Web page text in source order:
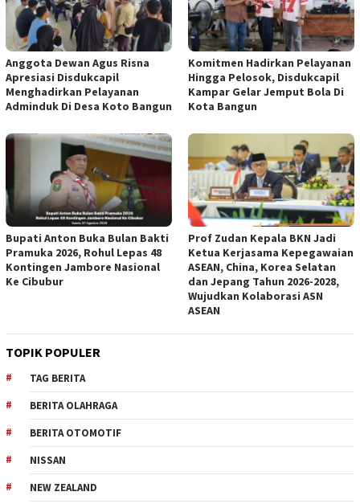
Anggota Dewan Agus Risna
Apresiasi Disdukcapil
Menghadirkan Pelayanan
Adminduk Di Desa Koto Bangun
Komitmen Hadirkan Pelayanan
Hingga Pelosok, Disdukcapil
Kampar Gelar Jemput Bola Di
Kota Bangun
Bupati Anton Buka Bulan Bakti
Pramuka 2026, Rohul Lepas 48
Kontingen Jambore Nasional
Ke Cibubur
Prof Zudan Kepala BKN Jadi
Ketua Kerjasama Kepegawaian
ASEAN, China, Korea Selatan
dan Jepang Tahun 2026-2028,
Wujudkan Kolaborasi ASN
ASEAN
TOPIK POPULER
TAG BERITA
BERITA OLAHRAGA
BERITA OTOMOTIF
NISSAN
NEW ZEALAND